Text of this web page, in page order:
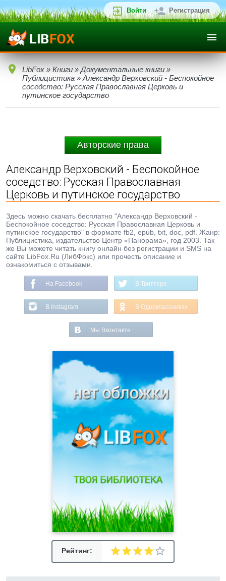
Войти Регистрация
LibFox » Книги » Документальные книги »
Публицистика » Александр Верховский - Беспокойное
соседство: Русская Православная Церковь и
путинское государство
Авторские права
Александр Верховский - Беспокойное
соседство: Русская Православная
Церковь и путинское государство
Здесь можно скачать бесплатно "Александр Верховский -
Беспокойное соседство: Русская Православная Церковь и
путинское государство" в формате fb2, epub, txt, doc, pdf. Жанр:
Публицистика, издательство Центр «Панорама», год 2003. Так
же Вы можете читать книгу онлайн без регистрации и SMS на
сайте LibFox.Ru (ЛибФокс) или прочесть описание и
ознакомиться с отзывами.
На Facebook В Твиттере
В Instagram В Одноклассниках
Мы Вконтакте
Рейтинг: